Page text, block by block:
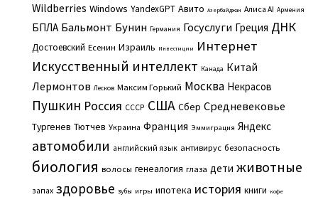
Wildberries Windows YandexGPT Авито Азербайджан Алиса AI Армения
БПЛА Бальмонт Бунин Германия Госуслуги Греция ДНК
Достоевский Есенин Израиль Инвестиции Интернет
Искусственный интеллект Канада Китай
Лермонтов Лесков Максим Горький Москва Некрасов
Пушкин Россия СССР США Сбер Средневековье
Тургенев Тютчев Украина Франция Эммиграция Яндекс
автомобили английский язык антивирус безопасность
биология волосы генеалогия глаза дети животные
запах здоровье зубы игры ипотека история книги кофе